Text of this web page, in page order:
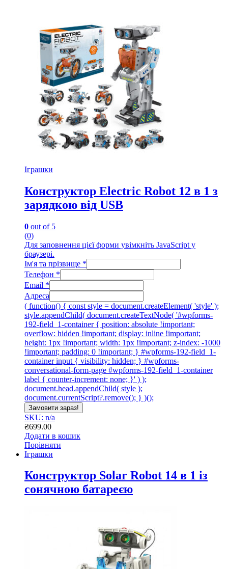
Іграшки
Конструктор Electric Robot 12 в 1 з
зарядкою від USB
0 out of 5
(0)
Для заповнення цієї форми увімкніть JavaScript у
браузері.
Ім'я та прізвище *
Телефон *
Email *
Адреса
( function() { const style = document.createElement( 'style' );
style.appendChild( document.createTextNode( '#wpforms-
192-field_1-container { position: absolute !important;
overflow: hidden !important; display: inline !important;
height: 1px !important; width: 1px !important; z-index: -1000
!important; padding: 0 !important; } #wpforms-192-field_1-
container input { visibility: hidden; } #wpforms-
conversational-form-page #wpforms-192-field_1-container
label { counter-increment: none; }' ) );
document.head.appendChild( style );
document.currentScript?.remove(); } )();
Замовити зараз!
SKU: n/a
₴699.00
Додати в кошик
Порівняти
Іграшки
Конструктор Solar Robot 14 в 1 із
сонячною батареєю